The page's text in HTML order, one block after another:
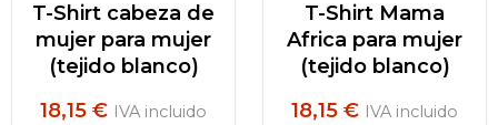
T-Shirt cabeza de
mujer para mujer
(tejido blanco)
18,15 € IVA incluido
T-Shirt Mama
Africa para mujer
(tejido blanco)
18,15 € IVA incluido